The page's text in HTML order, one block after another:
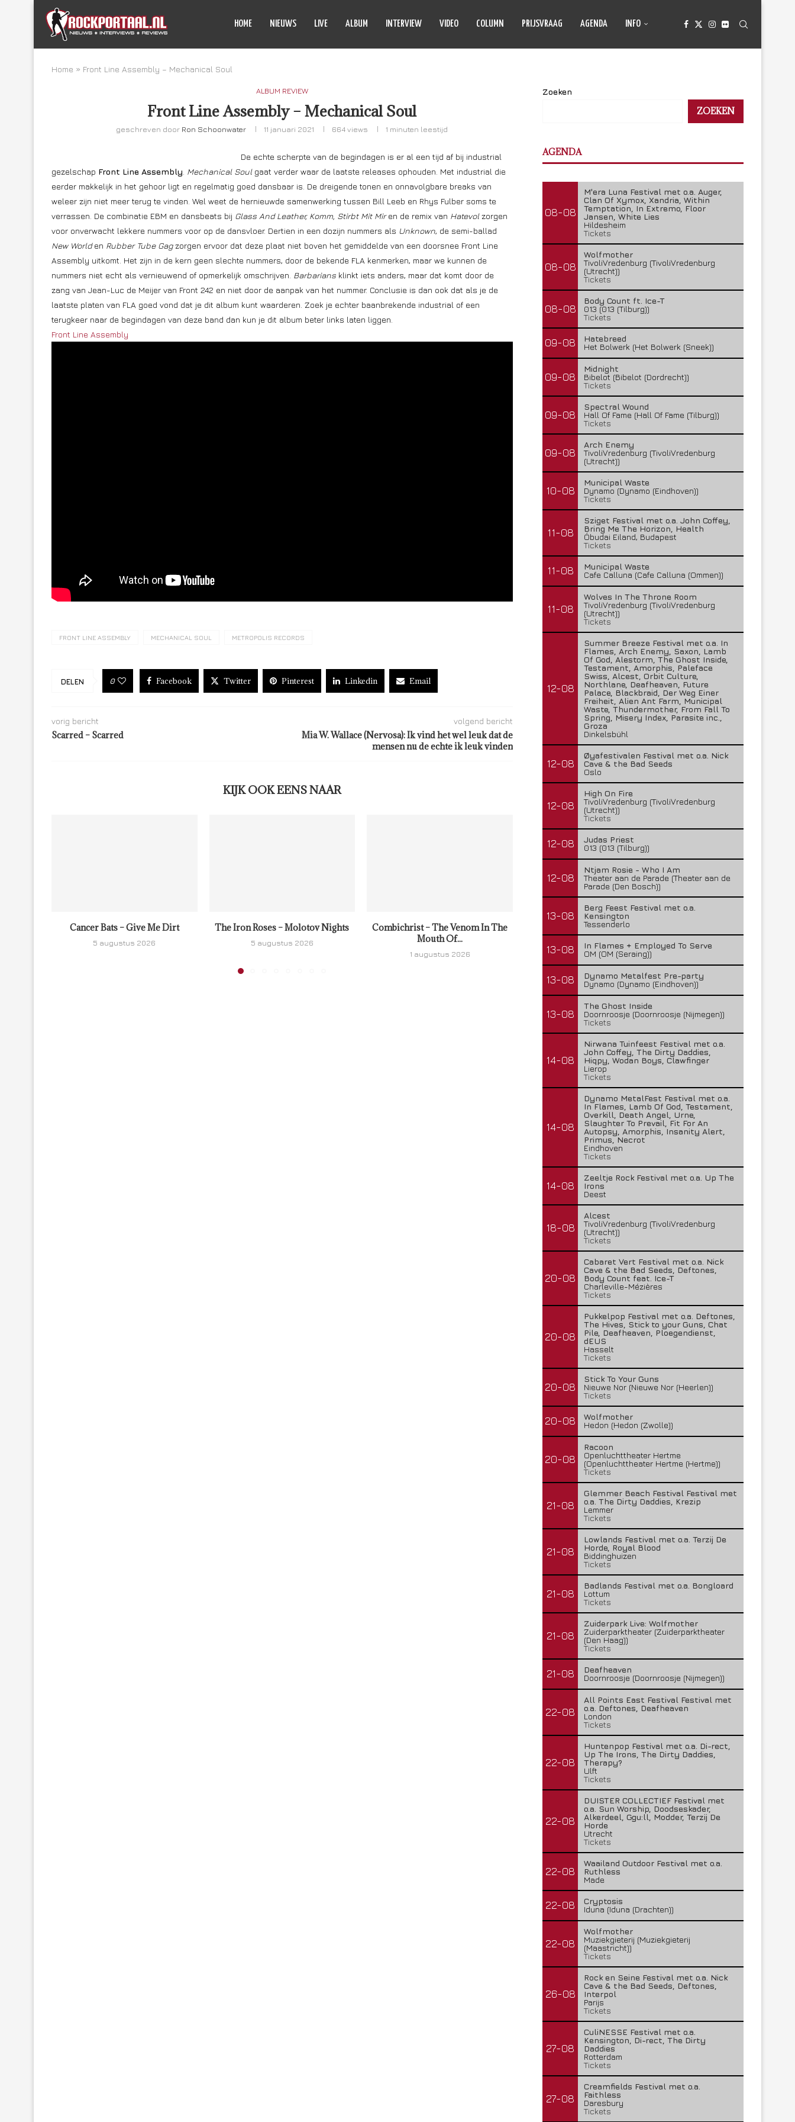
HOME NIEUWS LIVE ALBUM INTERVIEW VIDEO COLUMN PRIJSVRAAG AGENDA INFO
Home » Front Line Assembly – Mechanical Soul
ALBUM REVIEW
Front Line Assembly – Mechanical Soul
geschreven door Ron Schoonwater 11 januari 2021 664views 1 minuten leestijd
De echte scherpte van de begindagen is er al een tijd af bij industrial
gezelschap Front Line Assembly Mechanical Soulgaat verder waar de laatste releases ophouden. Met industrial die
eerder makkelijk in het gehoor ligt en regelmatig goed dansbaar is. De dreigende tonen en onnavolgbare breaks van
weleer zijn niet meer terug te vinden. Wel weet de hernieuwde samenwerking tussen Bill Leeb en Rhys Fulber soms te
verrassen. De combinatie EBM en dansbeats bij Glass And Leather, Komm, Stirbt Mit Miren de remix van Hatevolzorgen
voor onverwacht lekkere nummers voor op de dansvloer. Dertien in een dozijn nummers als Unknown, de semi-ballad
New Worlden Rubber Tube Gagzorgen ervoor dat deze plaat niet boven het gemiddelde van een doorsnee Front Line
Assembly uitkomt. Het zijn in de kern geen slechte nummers, door de bekende FLA kenmerken, maar we kunnen de
nummers niet echt als vernieuwend of opmerkelijk omschrijven. Barbarians klinkt iets anders, maar dat komt door de
zang van Jean-Luc de Meijer van Front 242 en niet door de aanpak van het nummer. Conclusie is dan ook dat als je de
laatste platen van FLA goed vond dat je dit album kunt waarderen. Zoek je echter baanbrekende industrial of een
terugkeer naar de begindagen van deze band dan kun je dit album beter links laten liggen.
Front Line Assembly
FRONT LINE ASSEMBLY MECHANICAL SOUL METROPOLIS RECORDS
DELEN 0 Facebook Twitter Pinterest Linkedin Email
vorig bericht
Scarred – Scarred
volgend bericht
Mia W. Wallace (Nervosa): Ik vind het wel leuk dat de
mensen nu de echte ik leuk vinden
KIJK OOK EENS NAAR
Cancer Bats – Give Me Dirt
5 augustus 2026
The Iron Roses – Molotov Nights
5 augustus 2026
Combichrist – The Venom In The
Mouth Of...
1 augustus 2026
Lunatic Soul – Transition II
29 juli 2026
Zoeken
ZOEKEN
AGENDA
08-08
M'era Luna Festival met o.a. Auger,
Clan Of Xymox, Xandria, Within
Temptation, In Extremo, Floor
Jansen, White Lies
Hildesheim
Tickets
08-08
Wolfmother
TivoliVredenburg (TivoliVredenburg
(Utrecht))
Tickets
08-08
Body Count ft. Ice-T
013 (013 (Tilburg))
Tickets
09-08
Hatebreed
Het Bolwerk (Het Bolwerk (Sneek))
09-08
Midnight
Bibelot (Bibelot (Dordrecht))
Tickets
09-08
Spectral Wound
Hall Of Fame (Hall Of Fame (Tilburg))
Tickets
09-08
Arch Enemy
TivoliVredenburg (TivoliVredenburg
(Utrecht))
10-08
Municipal Waste
Dynamo (Dynamo (Eindhoven))
Tickets
11-08
Sziget Festival met o.a. John Coffey,
Bring Me The Horizon, Health
Óbudai Eiland, Budapest
Tickets
11-08
Municipal Waste
Cafe Calluna (Cafe Calluna (Ommen))
11-08
Wolves In The Throne Room
TivoliVredenburg (TivoliVredenburg
(Utrecht))
Tickets
12-08
Summer Breeze Festival met o.a. In
Flames, Arch Enemy, Saxon, Lamb
Of God, Alestorm, The Ghost Inside,
Testament, Amorphis, Paleface
Swiss, Alcest, Orbit Culture,
Northlane, Deafheaven, Future
Palace, Blackbraid, Der Weg Einer
Freiheit, Alien Ant Farm, Municipal
Waste, Thundermother, From Fall To
Spring, Misery Index, Parasite inc.,
Groza
Dinkelsbühl
12-08
Øyafestivalen Festival met o.a. Nick
Cave & the Bad Seeds
Oslo
12-08
High On Fire
TivoliVredenburg (TivoliVredenburg
(Utrecht))
Tickets
12-08
Judas Priest
013 (013 (Tilburg))
12-08
Ntjam Rosie - Who I Am
Theater aan de Parade (Theater aan de
Parade (Den Bosch))
13-08
Berg Feest Festival met o.a.
Kensington
Tessenderlo
13-08
In Flames + Employed To Serve
OM (OM (Seraing))
13-08
Dynamo Metalfest Pre-party
Dynamo (Dynamo (Eindhoven))
13-08
The Ghost Inside
Doornroosje (Doornroosje (Nijmegen))
Tickets
14-08
Nirwana Tuinfeest Festival met o.a.
John Coffey, The Dirty Daddies,
Hiqpy, Wodan Boys, Clawfinger
Lierop
Tickets
14-08
Dynamo MetalFest Festival met o.a.
In Flames, Lamb Of God, Testament,
Overkill, Death Angel, Urne,
Slaughter To Prevail, Fit For An
Autopsy, Amorphis, Insanity Alert,
Primus, Necrot
Eindhoven
Tickets
14-08
Zeeltje Rock Festival met o.a. Up The
Irons
Deest
18-08
Alcest
TivoliVredenburg (TivoliVredenburg
(Utrecht))
Tickets
20-08
Cabaret Vert Festival met o.a. Nick
Cave & the Bad Seeds, Deftones,
Body Count feat. Ice-T
Charleville-Mézières
Tickets
20-08
Pukkelpop Festival met o.a. Deftones,
The Hives, Stick to your Guns, Chat
Pile, Deafheaven, Ploegendienst,
dEUS
Hasselt
Tickets
20-08
Stick To Your Guns
Nieuwe Nor (Nieuwe Nor (Heerlen))
Tickets
20-08
Wolfmother
Hedon (Hedon (Zwolle))
20-08
Racoon
Openluchttheater Hertme
(Openluchttheater Hertme (Hertme))
Tickets
21-08
Glemmer Beach Festival Festival met
o.a. The Dirty Daddies, Krezip
Lemmer
Tickets
21-08
Lowlands Festival met o.a. Terzij De
Horde, Royal Blood
Biddinghuizen
Tickets
21-08
Badlands Festival met o.a. Bongloard
Lottum
Tickets
21-08
Zuiderpark Live: Wolfmother
Zuiderparktheater (Zuiderparktheater
(Den Haag))
Tickets
21-08
Deafheaven
Doornroosje (Doornroosje (Nijmegen))
22-08
All Points East Festival Festival met
o.a. Deftones, Deafheaven
London
Tickets
22-08
Huntenpop Festival met o.a. Di-rect,
Up The Irons, The Dirty Daddies,
Therapy?
Ulft
Tickets
22-08
DUISTER COLLECTIEF Festival met
o.a. Sun Worship, Doodseskader,
Alkerdeel, Ggu:ll, Modder, Terzij De
Horde
Utrecht
Tickets
22-08
Waailand Outdoor Festival met o.a.
Ruthless
Made
22-08
Cryptosis
Iduna (Iduna (Drachten))
22-08
Wolfmother
Muziekgieterij (Muziekgieterij
(Maastricht))
Tickets
26-08
Rock en Seine Festival met o.a. Nick
Cave & the Bad Seeds, Deftones,
Interpol
Parijs
Tickets
27-08
CuliNESSE Festival met o.a.
Kensington, Di-rect, The Dirty
Daddies
Rotterdam
Tickets
27-08
Creamfields Festival met o.a.
Faithless
Daresbury
Tickets